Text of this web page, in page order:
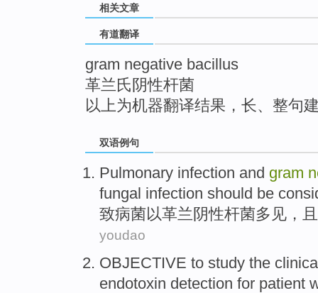
相关文章
有道翻译
gram negative bacillus
革兰氏阴性杆菌
以上为机器翻译结果，长、整句
双语例句
Pulmonary infection and gram
fungal infection should be
致病菌以革兰 阴性杆菌多见，
youdao
OBJECTIVE to study the
endotoxin detection for patient